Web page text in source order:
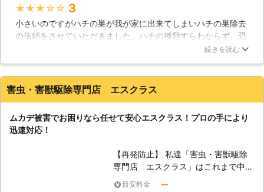
す。使いすぎてしまった場合には薬剤
の臭いが残ったり、気分が悪くなった
りするので注意が必要です。足りなか
しないといけません。適切な薬剤の量
をグッドベア株式会社は知っておりま
とが可能です。 【巣までしっかり撤
ておきたい方もいらっしゃるようです
が、その場に残しておくよりも撤去を
する方がオススメです。ハチの巣は別
★★★★★ 3
小さいのですがハチの巣が我が家に出来てしまいハチの巣除去
の依頼をさせていただきました。ハチの種類すらわからず、恐
怖心が強かったのですが、我が家に巣を作っていたのはスズメ
のある完全防備の状態で、薬剤を使用し、その後、切り落とし
ていただき、ものの見事にハチの巣が無くなりました。おかげ
福岡県 糟屋郡篠栗町
続きを読む
害虫・害獣駆除専門店 エスクラス
ムカデ被害でお困りなら任せて安心エスクラス！プロの手により
迅速対応！
【再発防止】 私達「害虫・害獣駆除
専門店 エスクラス」はこれまで中国
地方「広島県、山口県、島根県、岡山
目安料金 ー